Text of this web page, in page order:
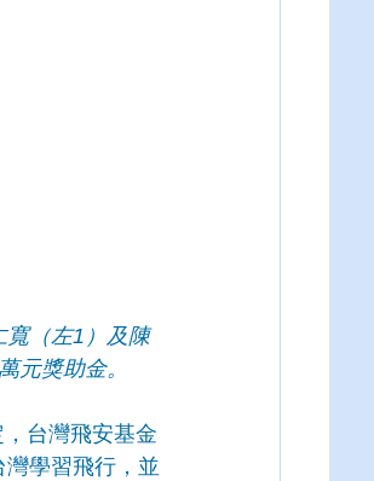
寬（左1）及陳
元獎助金。
台灣飛安基金
灣學習飛行，並